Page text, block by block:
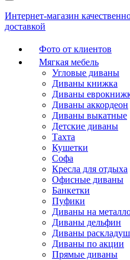
Интернет-магазин
доставкой
Фото от клиентов
Мягкая мебель
Угловые диваны
Диваны книжка
Диваны
Диваны аккордеон
Диваны выкатные
Детские диваны
Тахта
Кушетки
Софа
Кресла для отдыха
Офисные диваны
Банкетки
Пуфики
Диваны на
Диваны дельфин
Диваны
Диваны по акции
Прямые диваны